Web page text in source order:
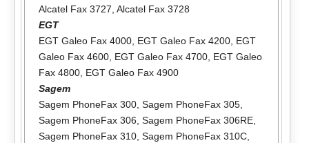
Alcatel Fax 3727, Alcatel Fax 3728
EGT
EGT Galeo Fax 4000, EGT Galeo Fax 4200, EGT
Galeo Fax 4600, EGT Galeo Fax 4700, EGT Galeo
Fax 4800, EGT Galeo Fax 4900
Sagem
Sagem PhoneFax 300, Sagem PhoneFax 305,
Sagem PhoneFax 306, Sagem PhoneFax 306RE,
Sagem PhoneFax 310, Sagem PhoneFax 310C,